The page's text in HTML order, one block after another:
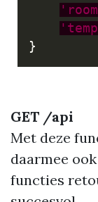
}
GET /api
Met deze
daarmee
functies